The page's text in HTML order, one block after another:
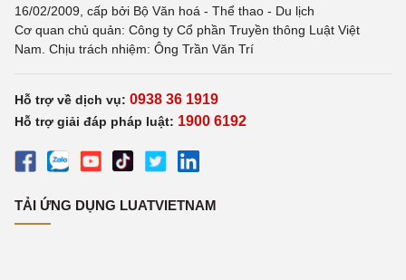
16/02/2009, cấp bởi Bộ Văn hoá - Thể thao - Du lịch
Cơ quan chủ quản: Công ty Cổ phần Truyền thông Luật Việt
Nam. Chịu trách nhiệm: Ông Trần Văn Trí
Hỗ trợ về dịch vụ: 0938 36 1919
Hỗ trợ giải đáp pháp luật: 1900 6192
TẢI ỨNG DỤNG LUATVIETNAM